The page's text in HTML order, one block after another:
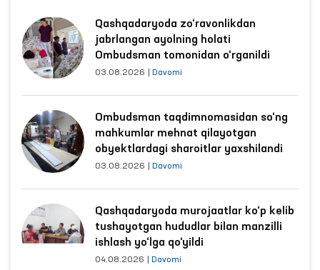
Qashqadaryoda zo‘ravonlikdan
jabrlangan ayolning holati
Ombudsman tomonidan o‘rganildi
03.08.2026 Davomi
Ombudsman taqdimnomasidan so‘ng
mahkumlar mehnat qilayotgan
obyektlardagi sharoitlar yaxshilandi
03.08.2026 Davomi
Qashqadaryoda murojaatlar ko‘p kelib
tushayotgan hududlar bilan manzilli
ishlash yo‘lga qo‘yildi
04.08.2026 Davomi